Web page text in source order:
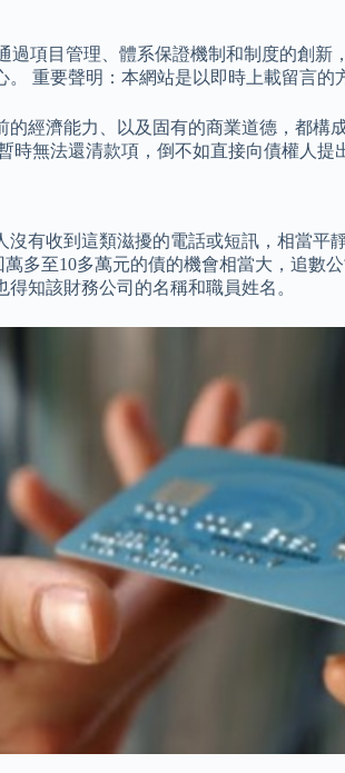
過項目管理、體系保證機制和制度的創
重要聲明：本網站是以即時上載留言的
經濟能力、以及固有的商業道德，都
無法還清款項，倒不如直接向債權人提
有收到這類滋擾的電話或短訊，相當
多至10多萬元的債的機會相當大，追數
知該財務公司的名稱和職員姓名。